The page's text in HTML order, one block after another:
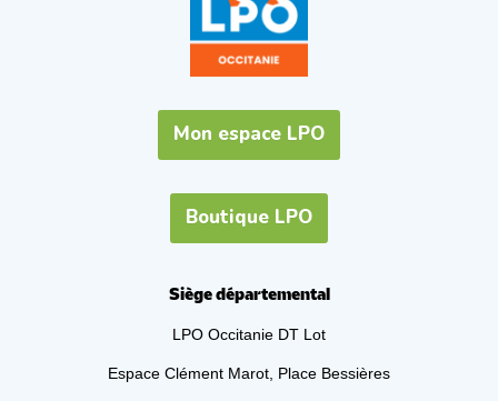
Mon espace LPO
Boutique LPO
Siège départemental
LPO Occitanie DT Lot
Espace Clément Marot, Place Bessières